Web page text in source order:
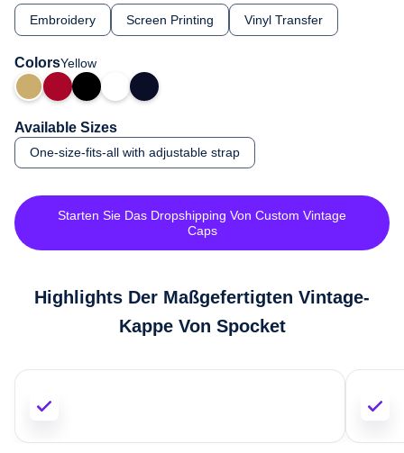
Embroidery Screen Printing Vinyl Transfer
ColorsYellow
Available Sizes
One-size-fits-all with adjustable strap
Starten Sie Das Dropshipping Von Custom Vintage
Caps
Highlights Der Maßgefertigten Vintage-
Kappe Von Spocket